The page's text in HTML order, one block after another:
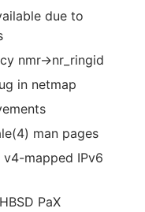
due to
nmr->nr_ringid
in netmap
man pages
v4-mapped IPv6
PaX